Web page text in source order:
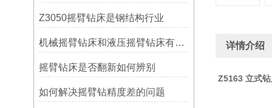
Z3050摇臂钻床是钢结构行业
机械摇臂钻床和液压摇臂钻床有什么区别
摇臂钻床是否翻新如何辨别
如何解决摇臂钻精度差的问题
详情介绍
Z5163 立式